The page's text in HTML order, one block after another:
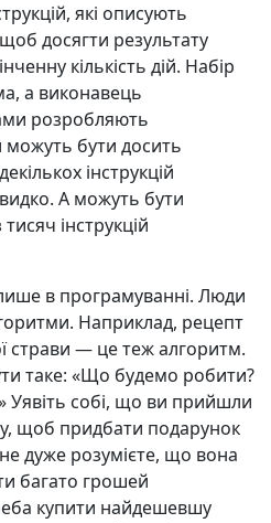
які описують
досягти результату
кількість дій. Набір
а виконавець
розробляють
можуть бути досить
інструкцій
А можуть бути
інструкцій
в програмуванні. Люди
Наприклад, рецепт
страви — це теж алгоритм.
таке: «Що будемо робити?
Уявіть собі, що ви прийшли
щоб придбати подарунок
дуже розумієте, що вона
багато грошей
купити найдешевшу